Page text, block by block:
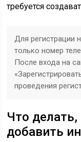
требуется
Для регистрации
только номер
После входа на
проведения
Что делать,
добавить